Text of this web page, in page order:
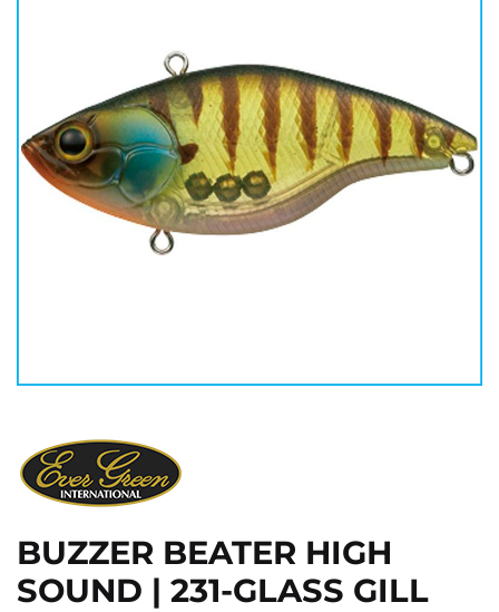
BUZZER BEATER HIGH
SOUND | 231-GLASS GILL